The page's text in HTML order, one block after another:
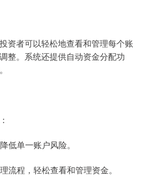
资者可以轻松地查看和管理每个账
整。系统还提供自动资金分配功
低单一账户风险。
流程，轻松查看和管理资金。